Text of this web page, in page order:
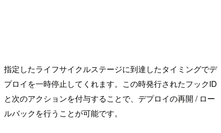
指定したライフサイクルステージに到達したタイミングでデ
プロイを一時停止してくれます。この時発行されたフックID
と次のアクションを付与することで、デプロイの再開 / ロー
ルバックを行うことが可能です。